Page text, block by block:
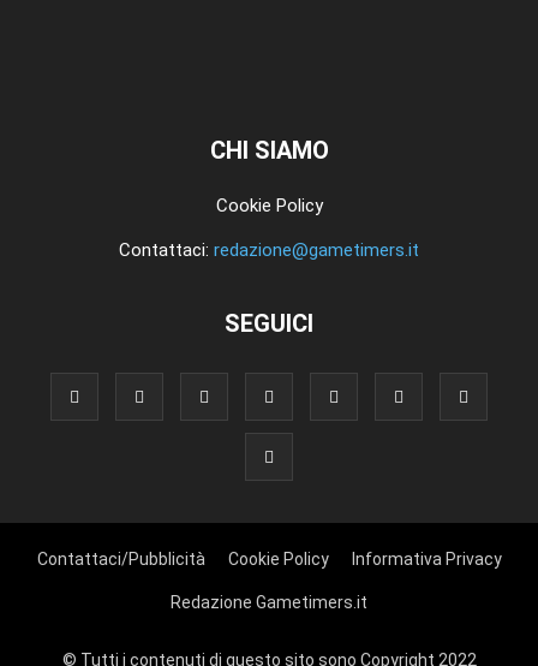
CHI SIAMO
Cookie Policy
Contattaci: redazione@gametimers.it
SEGUICI
Contattaci/Pubblicità Cookie Policy Informativa Privacy
Redazione Gametimers.it
© Tutti i contenuti di questo sito sono Copyright 2022